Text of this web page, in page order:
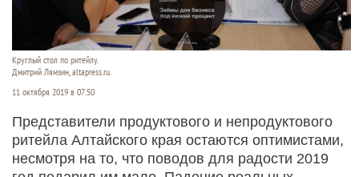
Круглый стол по ритейлу.
Дмитрий Лямзин, altapress.ru.
11 октября 2019 в 07:50
Представители продуктового и непродуктового
ритейла Алтайского края остаются оптимистами,
несмотря на то, что поводов для радости 2019